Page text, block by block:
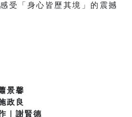
受「身心皆歷其境」的震撼
景馨
政良
｜謝賢德